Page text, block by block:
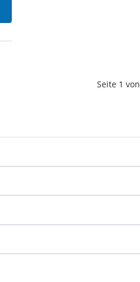
Seite 1 von